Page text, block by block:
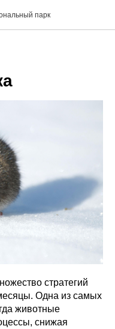
парк
стратегий
Одна из самых
животные
снижая